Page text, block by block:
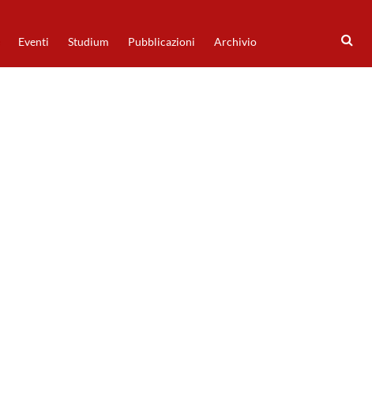
Eventi Studium Pubblicazioni Archivio